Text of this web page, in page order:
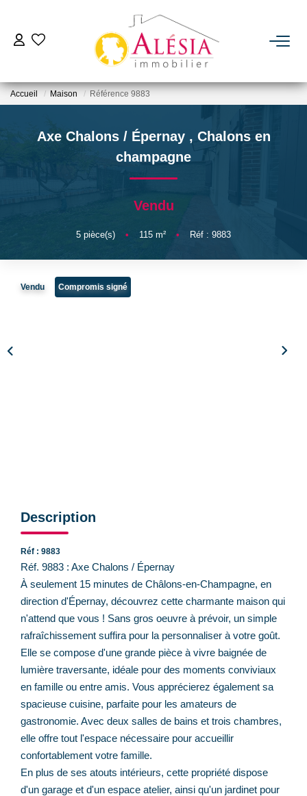
ACHETER
BIENS VENDUS / LOUÉS
NOTRE AGENCE
Accueil Maison Référence 9883
Axe Chalons / Épernay , Chalons en
champagne
Vendu
5 pièce(s) • 115 m² • Réf : 9883
Vendu Compromis signé
Description
Réf : 9883
Réf. 9883 : Axe Chalons / Épernay
À seulement 15 minutes de Châlons-en-Champagne, en
direction d'Épernay, découvrez cette charmante maison qui
n'attend que vous ! Sans gros oeuvre à prévoir, un simple
rafraîchissement suffira pour la personnaliser à votre goût.
Elle se compose d'une grande pièce à vivre baignée de
lumière traversante, idéale pour des moments conviviaux
en famille ou entre amis. Vous apprécierez également sa
spacieuse cuisine, parfaite pour les amateurs de
gastronomie. Avec deux salles de bains et trois chambres,
elle offre tout l'espace nécessaire pour accueillir
confortablement votre famille.
En plus de ses atouts intérieurs, cette propriété dispose
d'un garage et d'un espace atelier, ainsi qu'un jardinet pour